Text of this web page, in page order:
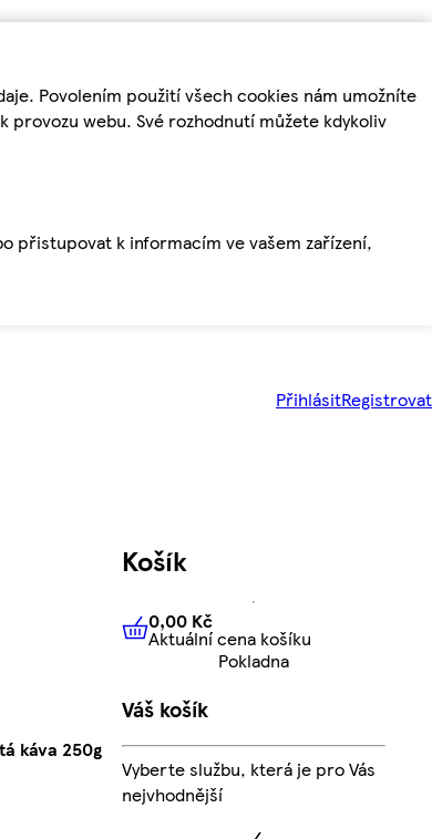
Povolením použití všech cookies nám umožníte
webu. Své rozhodnutí můžete kdykoliv
přistupovat k informacím ve vašem zařízení,
PřihlásitRegistrovat
káva 250g
Košík
0,00 KčAktuální cena košíku
0,00 Kč
Aktuální cena košíku
Pokladna
Váš košík
Vyberte službu, která je pro Vás
nejvhodnější